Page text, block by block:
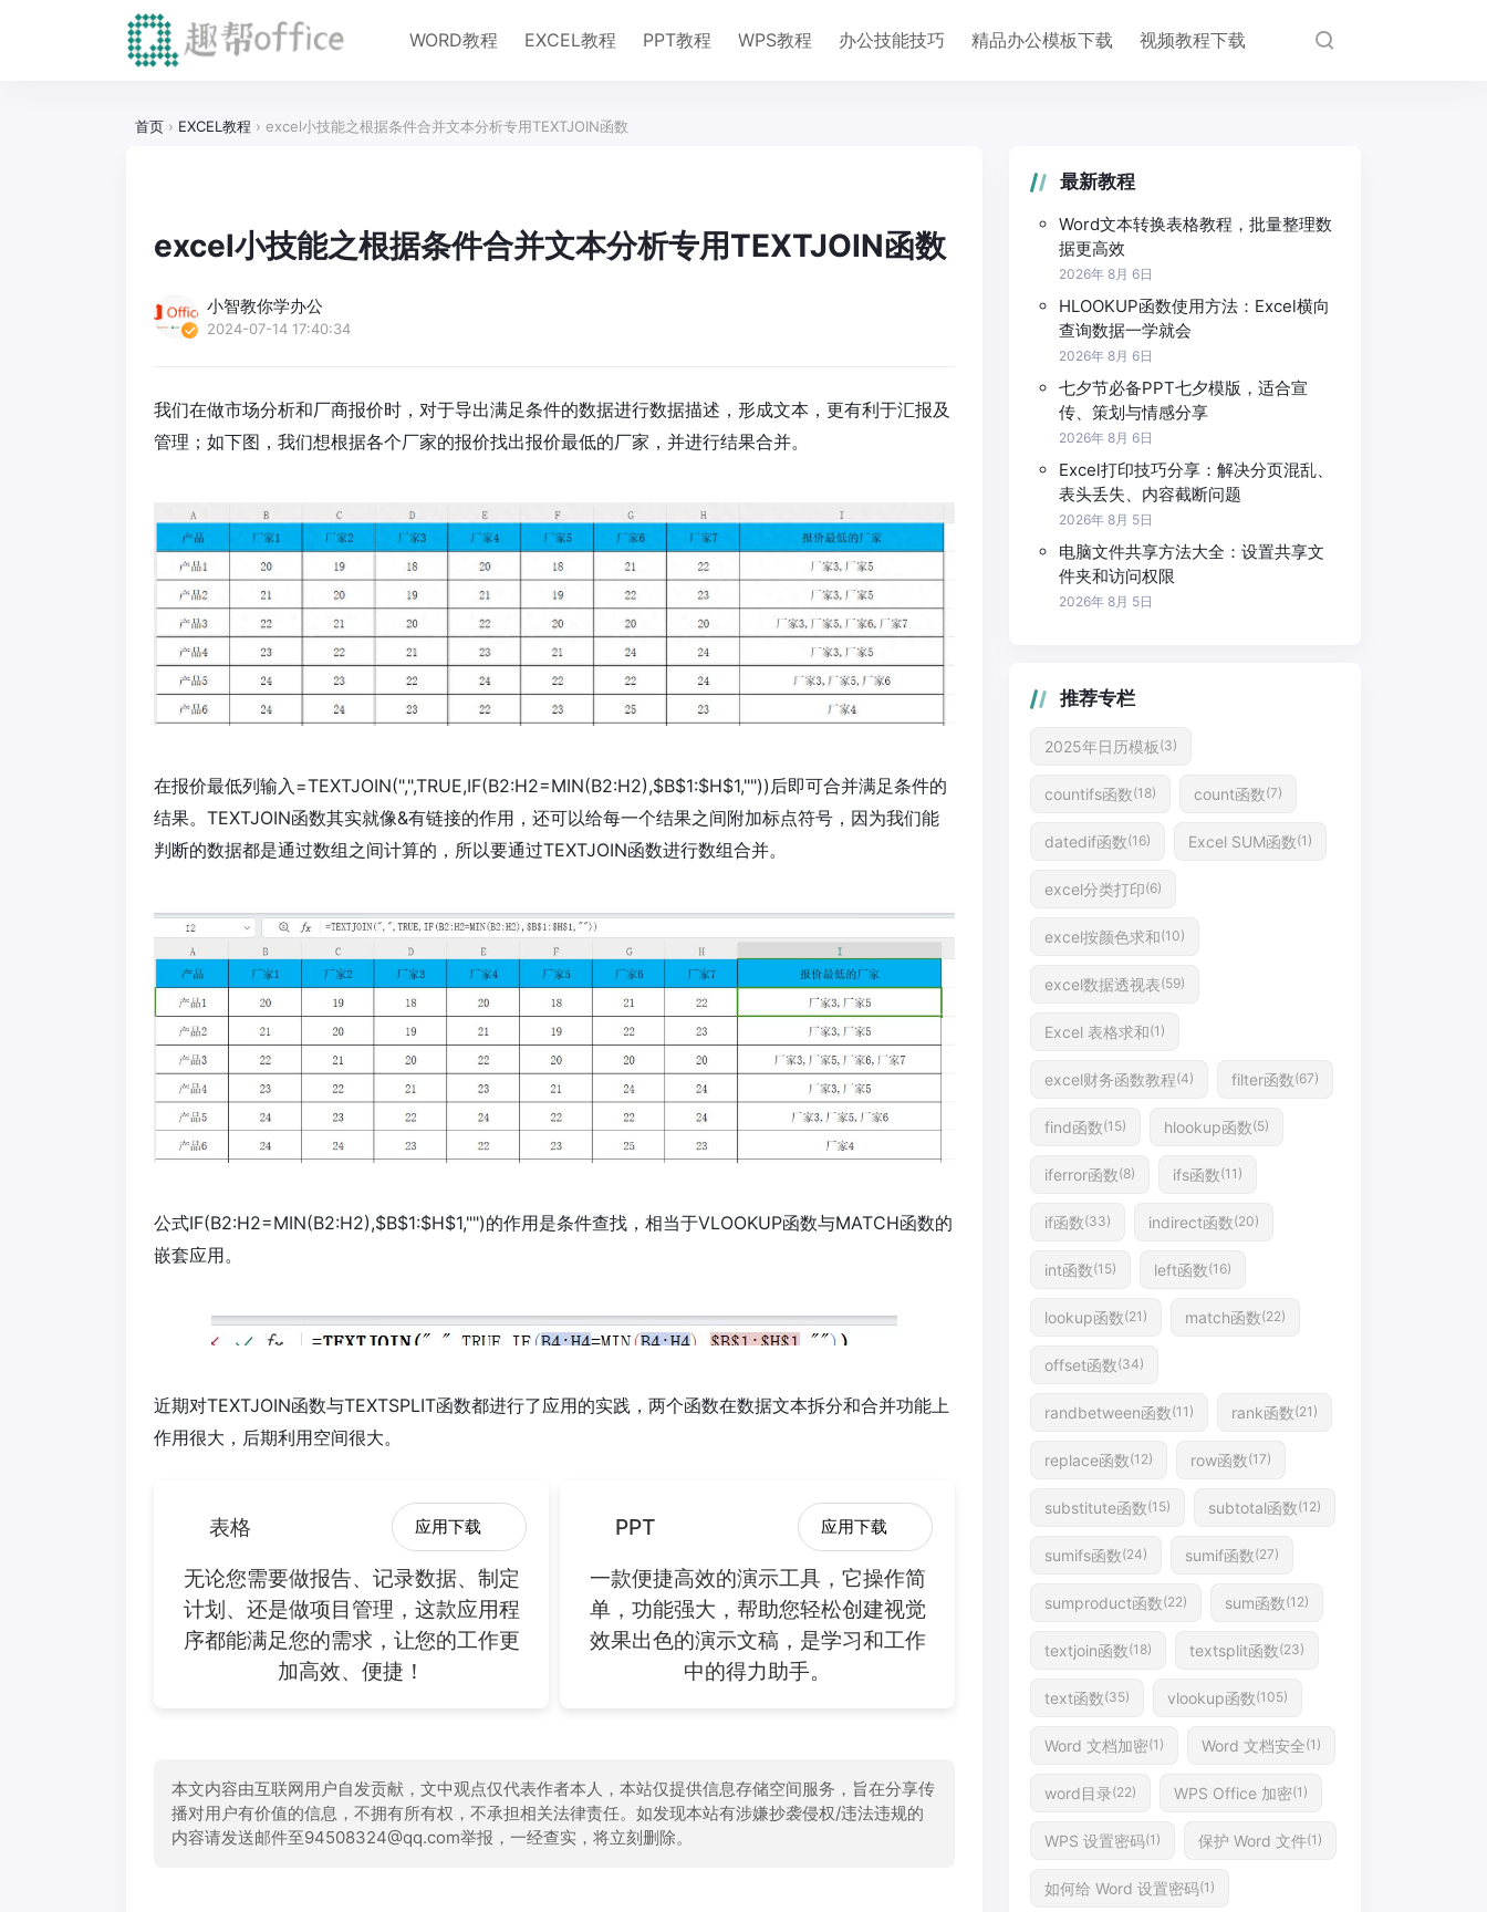
WORD教程 EXCEL教程 PPT教程 WPS教程 办公技能技巧 精品办公模板下载 视频教程下载
首页 › EXCEL教程 › excel小技能之根据条件合并文本分析专用TEXTJOIN函数
excel小技能之根据条件合并文本分析专用TEXTJOIN函数
小智教你学办公
2024-07-14 17:40:34
我们在做市场分析和厂商报价时，对于导出满足条件的数据进行数据描述，形成文本，更有利于汇报及
管理；如下图，我们想根据各个厂家的报价找出报价最低的厂家，并进行结果合并。
在报价最低列输入=TEXTJOIN(",",TRUE,IF(B2:H2=MIN(B2:H2),$B$1:$H$1,""))后即可合并满足条件的
结果。TEXTJOIN函数其实就像&有链接的作用，还可以给每一个结果之间附加标点符号，因为我们能
判断的数据都是通过数组之间计算的，所以要通过TEXTJOIN函数进行数组合并。
公式IF(B2:H2=MIN(B2:H2),$B$1:$H$1,"")的作用是条件查找，相当于VLOOKUP函数与MATCH函数的
嵌套应用。
近期对TEXTJOIN函数与TEXTSPLIT函数都进行了应用的实践，两个函数在数据文本拆分和合并功能上
作用很大，后期利用空间很大。
表格 应用下载
无论您需要做报告、记录数据、制定
计划、还是做项目管理，这款应用程
序都能满足您的需求，让您的工作更
加高效、便捷！
PPT 应用下载
一款便捷高效的演示工具，它操作简
单，功能强大，帮助您轻松创建视觉
效果出色的演示文稿，是学习和工作
中的得力助手。
本文内容由互联网用户自发贡献，文中观点仅代表作者本人，本站仅提供信息存储空间服务，旨在分享传
播对用户有价值的信息，不拥有所有权，不承担相关法律责任。如发现本站有涉嫌抄袭侵权/违法违规的
内容请发送邮件至94508324@qq.com举报，一经查实，将立刻删除。
最新教程
Word文本转换表格教程，批量整理数
据更高效
2026年 8月 6日
HLOOKUP函数使用方法：Excel横向
查询数据一学就会
2026年 8月 6日
七夕节必备PPT七夕模版，适合宣
传、策划与情感分享
2026年 8月 6日
Excel打印技巧分享：解决分页混乱、
表头丢失、内容截断问题
2026年 8月 5日
电脑文件共享方法大全：设置共享文
件夹和访问权限
2026年 8月 5日
推荐专栏
2025年日历模板 (3)
countifs函数(18) count函数(7)
datedif函数(16) Excel SUM函数(1)
excel分类打印(6)
excel按颜色求和(10)
excel数据透视表(59)
Excel 表格求和(1)
excel财务函数教程(4) filter函数(67)
find函数(15) hlookup函数(5)
iferror函数(8) ifs函数(11)
if函数(33) indirect函数(20)
int函数(15) left函数(16)
lookup函数(21) match函数(22)
offset函数(34)
randbetween函数(11) rank函数(21)
replace函数(12) row函数(17)
substitute函数(15) subtotal函数(12)
sumifs函数(24) sumif函数(27)
sumproduct函数(22) sum函数(12)
textjoin函数(18) textsplit函数(23)
text函数(35) vlookup函数(105)
Word 文档加密(1) Word 文档安全(1)
word目录(22) WPS Office 加密(1)
WPS 设置密码(1) 保护 Word 文件(1)
如何给 Word 设置密码(1)